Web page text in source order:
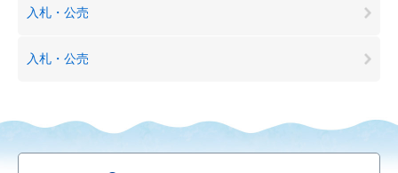
入札・公売
入札・公売